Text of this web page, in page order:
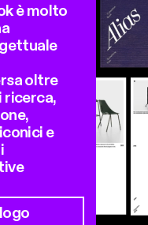
è molto
oltre
ricerca,
e